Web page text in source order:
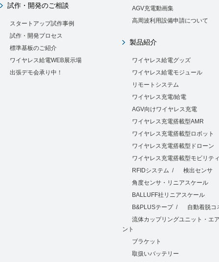
試作・開発のご相談
スタートアップ試作事例
試作・開発プロセス
標準基板のご紹介
ワイヤレス給電WEB展示場
出張デモ会承り中！
AGV充電動画集
高周波利用設備申請について
製品紹介
ワイヤレス給電グッズ
ワイヤレス給電モジュール
リモートシステム
ワイヤレス充電/給電
AGV向けワイヤレス充電
ワイヤレス充電搭載型AMR
ワイヤレス充電搭載型ロボット
ワイヤレス充電搭載型ドローン
ワイヤレス充電搭載型モビリテ
RFIDシステム /
検出センサ
角度センサ・リニアスケール
BALLUFF社リニアスケール
B&PLUSテープ /
自動着脱コ
流体カップリングユニット・エ
ント
ブラケット
取扱いバッテリー